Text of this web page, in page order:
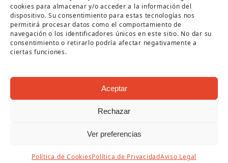
cookies para almacenar y/o acceder a la información del
dispositivo. Su consentimiento para estas tecnologías nos
permitirá procesar datos como el comportamiento de
navegación o los identificadores únicos en este sitio. No dar su
consentimiento o retirarlo podría afectar negativamente a
ciertas funciones.
Aceptar
Rechazar
Ver preferencias
Política de CookiesPolítica de PrivacidadAviso Legal
Página cofinanciada por la Diputación de Córdoba
Copyright Oficina de Turismo - Ayuntamiento de
Aviso Legal|Política de Privacidad|Política de